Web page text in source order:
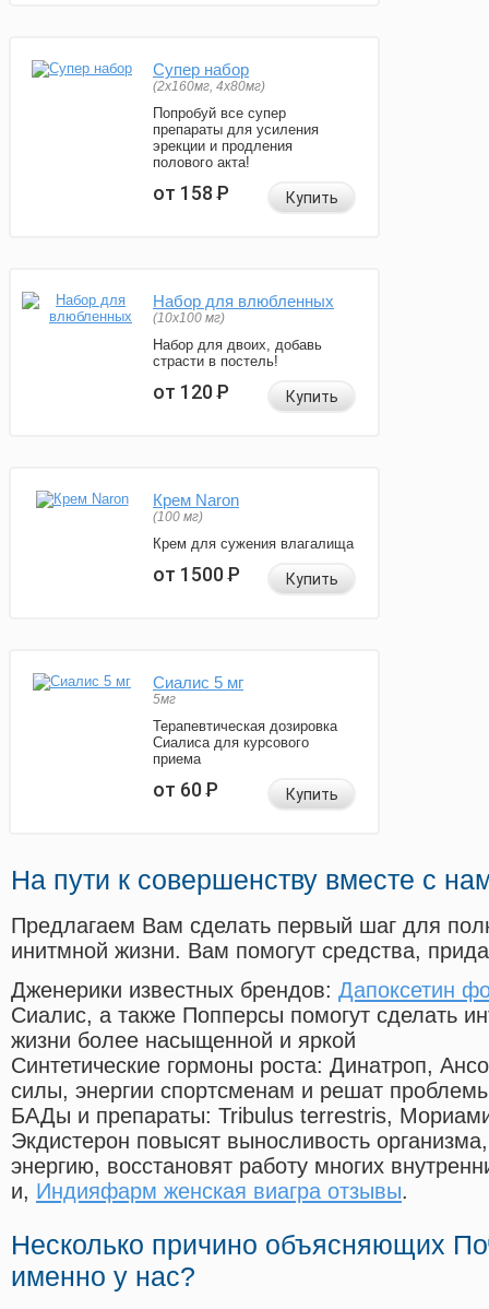
Супер набор
(2х160мг, 4х80мг)
Попробуй все супер
препараты для усиления
эрекции и продления
полового акта!
от 158Р Купить
Набор для влюбленных
(10х100 мг)
Набор для двоих, добавь
страсти в постель!
от 120Р Купить
Крем Naron
(100 мг)
Крем для сужения влагалища
от 1500Р Купить
Сиалис 5 мг
5мг
Терапевтическая дозировка
Сиалиса для курсового
приема
от 60Р Купить
На пути к совершенству вместе с
Предлагаем Вам сделать первый шаг для
инитмной жизни. Вам помогут средства,
Дженерики известных брендов: Дапоксетин
Сиалис, а также Попперсы помогут сделать
жизни более насыщенной и яркой
Синтетические гормоны роста: Динатроп,
силы, энергии спортсменам и решат
БАДы и препараты: Tribulus terrestris,
Экдистерон повысят выносливость
энергию, восстановят работу многих
и, Индияфарм женская виагра отзывы.
Несколько причино объясняющих
именно у нас?